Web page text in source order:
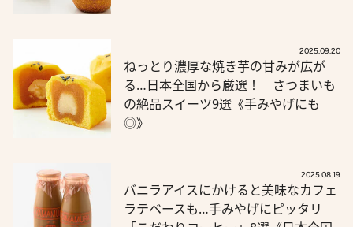
2025.09.20
ねっとり濃厚な焼き芋の甘みが広が
る…日本全国から厳選！ さつまいも
の絶品スイーツ9選《手みやげにも
◎》
2025.08.19
バニラアイスにかけると美味なカフェ
ラテベースも…手みやげにピッタリ